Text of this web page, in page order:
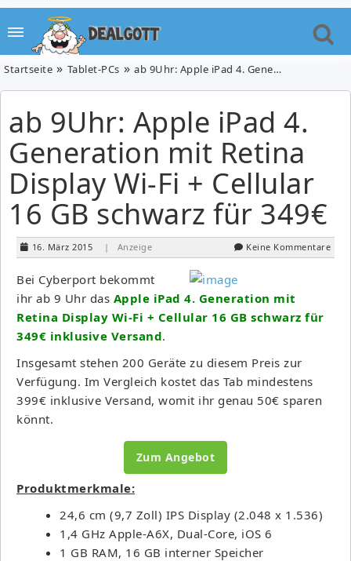
Startseite Tablet-PCs ab 9Uhr: Apple iPad 4. Ge­ne­ra­ti­on mit Retina Dis­play Wi-Fi + Cel­lu­lar 16 GB schwarz für 349€
ab 9Uhr: Apple iPad 4.
Ge­ne­ra­ti­on mit Retina
Dis­play Wi-Fi + Cel­lu­lar
16 GB schwarz für 349€
16. März 2015 | Anzeige Keine Kommentare
Bei Cyberport bekommt
ihr ab 9 Uhr das Apple iPad 4. Ge­ne­ra­ti­on mit
Retina Dis­play Wi-Fi + Cel­lu­lar 16 GB schwarz für
349€ inklusive Versand.
Insgesamt stehen 200 Geräte zu diesem Preis zur
Verfügung. Im Vergleich kostet das Tab mindestens
399€ inklusive Versand, womit ihr genau 50€ sparen
könnt.
Zum Angebot
Produktmerkmale:
24,6 cm (9,7 Zoll) IPS Display (2.048 x 1.536)
1,4 GHz Apple-A6X, Dual-Core, iOS 6
1 GB RAM, 16 GB interner Speicher